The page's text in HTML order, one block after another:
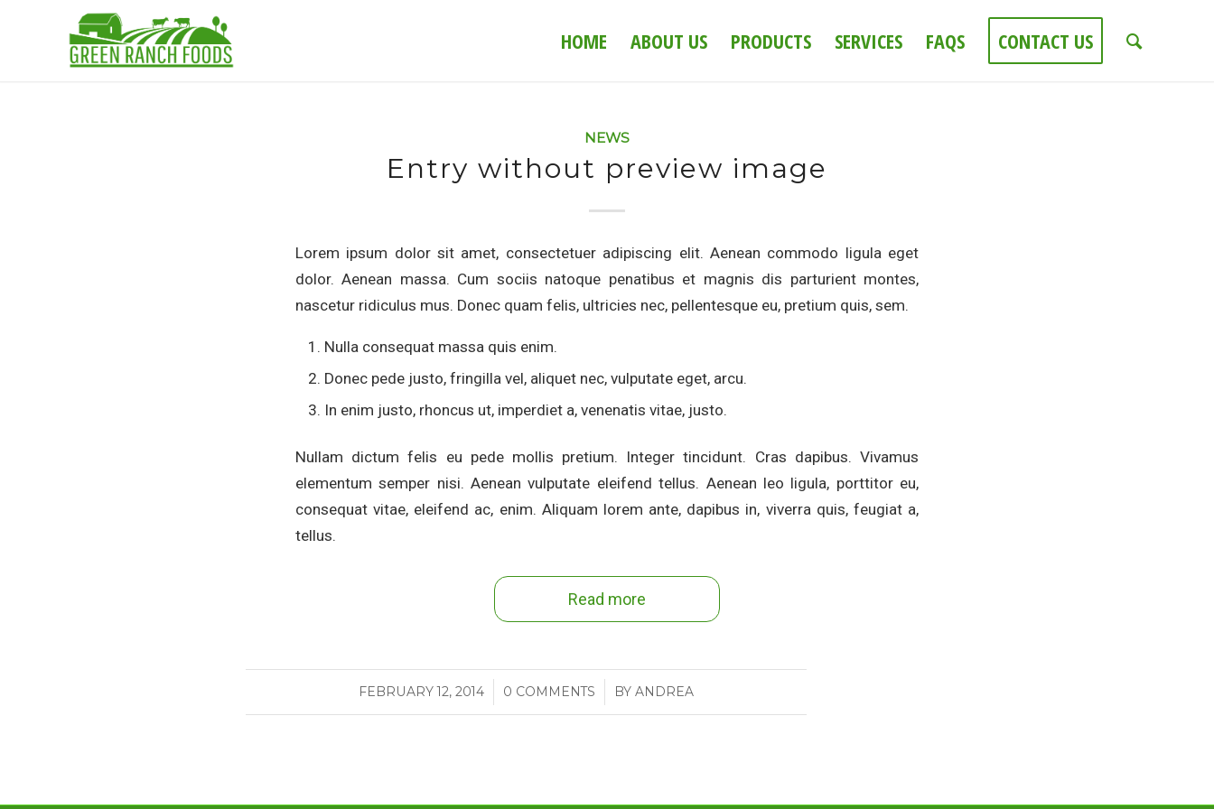
HOME ABOUT US PRODUCTS SERVICES FAQS CONTACT US
NEWS
Entry without preview image
Lorem ipsum dolor sit amet, consectetuer adipiscing elit. Aenean commodo ligula eget
dolor. Aenean massa. Cum sociis natoque penatibus et magnis dis parturient montes,
nascetur ridiculus mus. Donec quam felis, ultricies nec, pellentesque eu, pretium quis, sem.
Nulla consequat massa quis enim.
Donec pede justo, fringilla vel, aliquet nec, vulputate eget, arcu.
In enim justo, rhoncus ut, imperdiet a, venenatis vitae, justo.
Nullam dictum felis eu pede mollis pretium. Integer tincidunt. Cras dapibus. Vivamus
elementum semper nisi. Aenean vulputate eleifend tellus. Aenean leo ligula, porttitor eu,
consequat vitae, eleifend ac, enim. Aliquam lorem ante, dapibus in, viverra quis, feugiat a,
tellus.
Read more
FEBRUARY 12, 2014
/ 0 COMMENTS BY ANDREA